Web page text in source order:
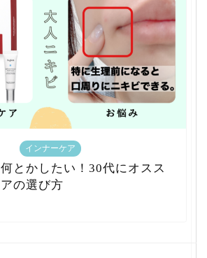
インナーケア
とかしたい！30代にオスス
の選び方